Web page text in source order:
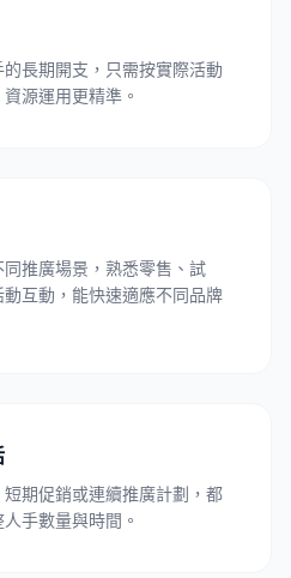
長期開支，只需按實際活動
源運用更精準。
推廣場景，熟悉零售、試
互動，能快速適應不同品牌
期促銷或連續推廣計劃，都
手數量與時間。